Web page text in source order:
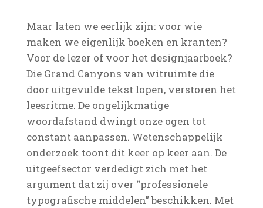
Maar laten we eerlijk zijn: voor wie
maken we eigenlijk boeken en kranten?
Voor de lezer of voor het designjaarboek?
Die Grand Canyons van witruimte die
door uitgevulde tekst lopen, verstoren het
leesritme. De ongelijkmatige
woordafstand dwingt onze ogen tot
constant aanpassen. Wetenschappelijk
onderzoek toont dit keer op keer aan. De
uitgeefsector verdedigt zich met het
argument dat zij over “professionele
typografische middelen” beschikken. Met